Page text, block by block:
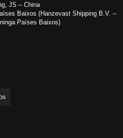
JS – China
Baixos (Hanzevast Shipping B.V. –
Países Baixos)